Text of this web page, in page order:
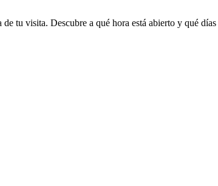
tu visita. Descubre a qué hora está abierto y qué